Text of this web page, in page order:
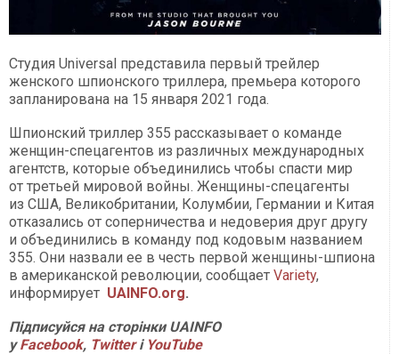
Студия Universal представила первый трейлер
женского шпионского триллера, премьера которого
запланирована на 15 января 2021 года.
Шпионский триллер 355 рассказывает о команде
женщин-спецагентов из различных международных
агентств, которые объединились чтобы спасти мир
от третьей мировой войны. Женщины-спецагенты
из США, Великобритании, Колумбии, Германии и Китая
отказались от соперничества и недоверия друг другу
и объединились в команду под кодовым названием
355. Они назвали ее в честь первой женщины-шпиона
в американской революции, сообщает Variety,
информирует UAINFO.org.
Підписуйся на сторінки UAINFO
уFacebook, Twitterі YouTube